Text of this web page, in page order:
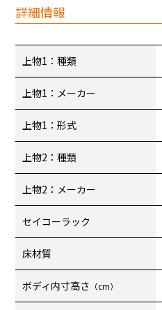
詳細情報
上物1：種類
上物1：メーカー
上物1：形式
上物2：種類
上物2：メーカー
セイコーラック
床材質
ボディ内寸高さ （cm）